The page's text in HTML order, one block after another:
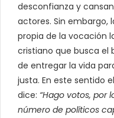
desconfianza y
actores. Sin
propia de la vocación
cristiano que busca el
de entregar la vida
justa. En este sentido
dice: “Hago votos, por
número de políticos